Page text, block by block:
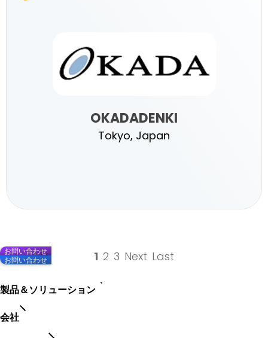
Solutions
OKADADENKI
OKADADENKI
Tokyo, Japan
1 2 3 Next Last
製品＆ソリューション
会社
お問い合わせ
お問い合わせ